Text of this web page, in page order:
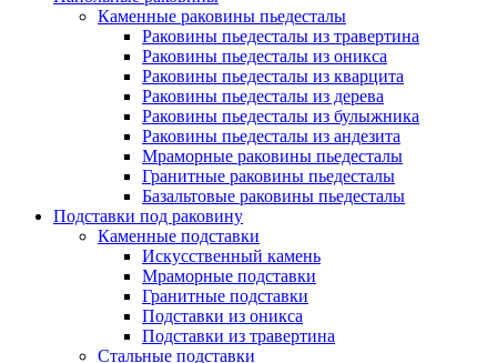
Каменные раковины пьедесталы
Раковины пьедесталы из травертина
Раковины пьедесталы из оникса
Раковины пьедесталы из кварцита
Раковины пьедесталы из дерева
Раковины пьедесталы из булыжника
Раковины пьедесталы из андезита
Мраморные раковины пьедесталы
Гранитные раковины пьедесталы
Базальтовые раковины пьедесталы
Подставки под раковину
Каменные подставки
Искусственный камень
Мраморные подставки
Гранитные подставки
Подставки из оникса
Подставки из травертина
Стальные подставки